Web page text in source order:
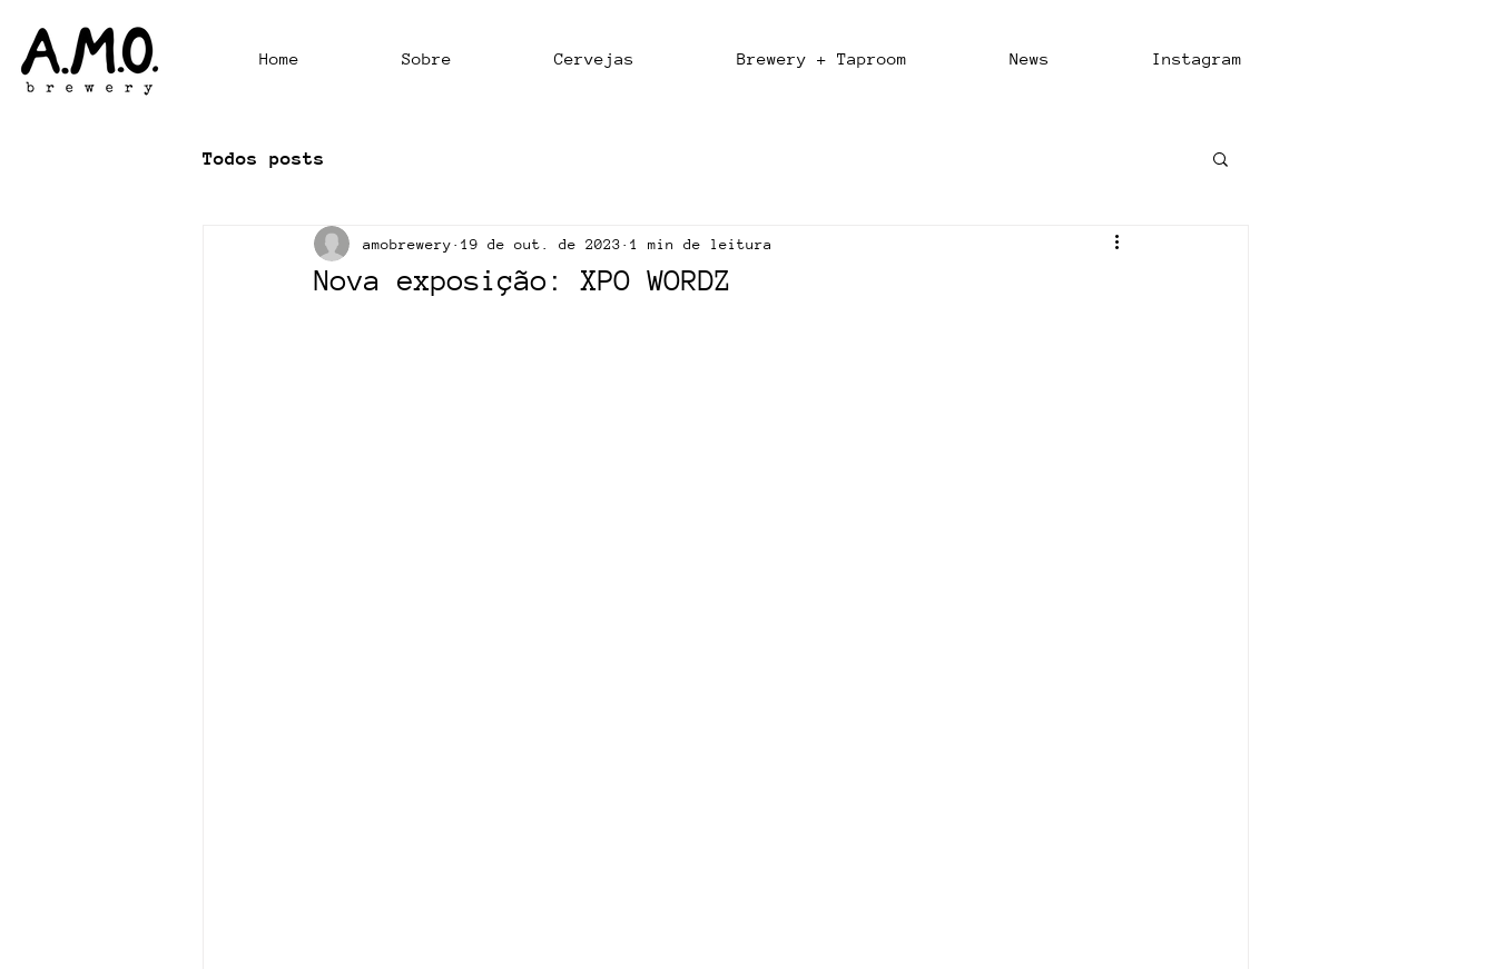
Home Sobre Cervejas Brewery + Taproom News Instagram
Todos posts
Nova exposição: XPO WORDZ
amobrewery 19 de out. de 2023 1 min de leitura